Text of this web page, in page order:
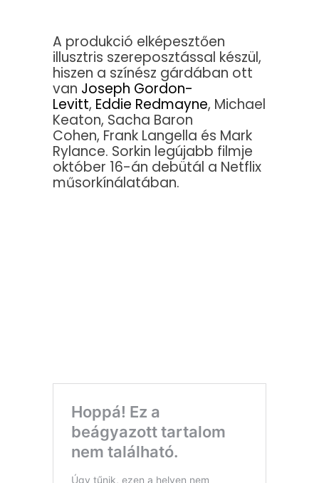
A produkció elképesztően
illusztris szereposztással készül,
hiszen a színész gárdában ott
van Joseph Gordon-
Levitt, Eddie Redmayne, Michael
Keaton, Sacha Baron
Cohen, Frank Langella és Mark
Rylance. Sorkin legújabb filmje
október 16-án debütál a Netflix
műsorkínálatában.